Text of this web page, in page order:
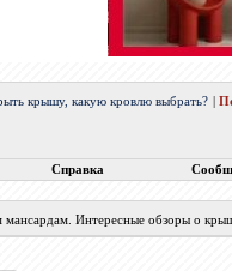
крышу, какую кровлю выбрать?
Справка
мансардам. Интересные обзоры о